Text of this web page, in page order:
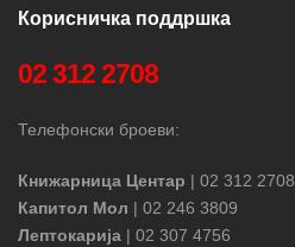
Корисничка поддршка
02 312 2708
Телефонски броеви:
Книжарница Центар | 02 312 2708
Капитол Мол | 02 246 3809
Лептокарија | 02 307 4756